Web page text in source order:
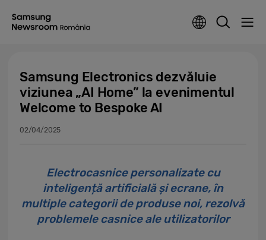
Samsung Electronics dezvăluie
viziunea „AI Home” la evenimentul
Welcome to Bespoke AI
02/04/2025
Electrocasnice personalizate cu
inteligență artificială și ecrane, în
multiple categorii de produse noi, rezolvă
problemele casnice ale utilizatorilor